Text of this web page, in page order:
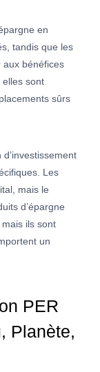
en
tandis que les
aux bénéfices
elles sont
sûrs
Les
mais le
d’épargne
, mais ils sont
un
PER
Planète,